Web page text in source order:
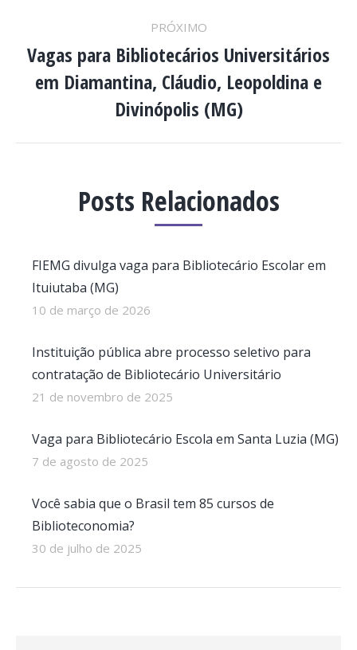
PRÓXIMO
Próximo
post:
Vagas para Bibliotecários Universitários
em Diamantina, Cláudio, Leopoldina e
Divinópolis (MG)
Posts Relacionados
FIEMG divulga vaga para Bibliotecário Escolar em
Ituiutaba (MG)
10 de março de 2026
Instituição pública abre processo seletivo para
contratação de Bibliotecário Universitário
21 de novembro de 2025
Vaga para Bibliotecário Escola em Santa Luzia (MG)
7 de agosto de 2025
Você sabia que o Brasil tem 85 cursos de
Biblioteconomia?
30 de julho de 2025